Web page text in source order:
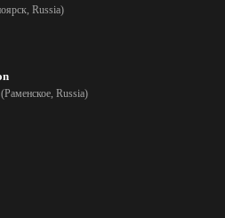
Russia)
Russia)